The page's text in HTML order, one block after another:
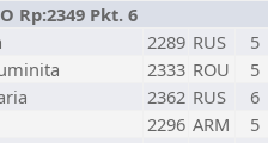
Rp:2349 Pkt. 6
2289 RUS
5
2333 ROU
5
2362 RUS
6
2296 ARM
5